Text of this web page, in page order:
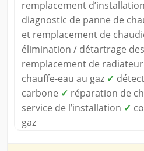
remplacement
diagnostic de panne de
et remplacement de
élimination / détartrage
remplacement de radiateur
chauffe-eau au gaz ✓
carbone ✓ réparation de
service de l’installation ✓
gaz